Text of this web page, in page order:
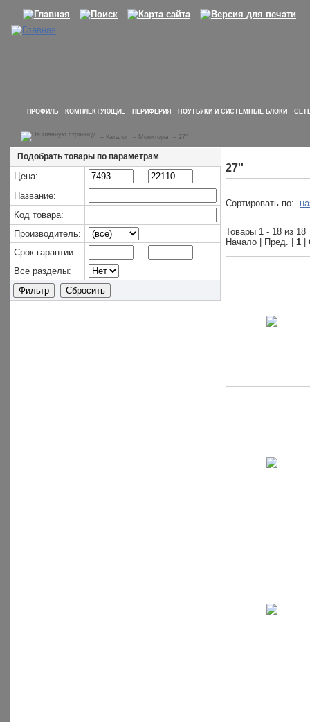
ПРОФИЛЬ КОМПЛЕКТУЮЩИЕ ПЕРИФЕРИЯ НОУТБУКИ И СИСТЕМНЫЕ БЛОКИ
– Каталог – Мониторы – 27''
Подобрать товары по параметрам
Цена:
—
Название:
Код товара:
Производитель:
Срок гарантии:
—
Все разделы:
27''
Сортировать по:
Товары 1 - 18 из 18
Начало | Пред. | 1